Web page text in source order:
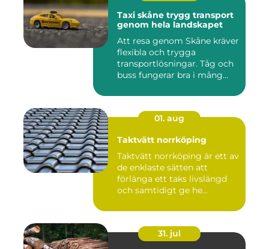
Taxi skåne trygg transport
genom hela landskapet
Att resa genom Skåne kräver
flexibla och trygga
transportlösningar. Tåg och
buss fungerar bra i mång...
01. aug
Taktvätt norrköping
Taktvätt norrköping är ett av
de enklaste sätten att
förlänga ett taks livslängd
och samtidigt ge he...
31. jul